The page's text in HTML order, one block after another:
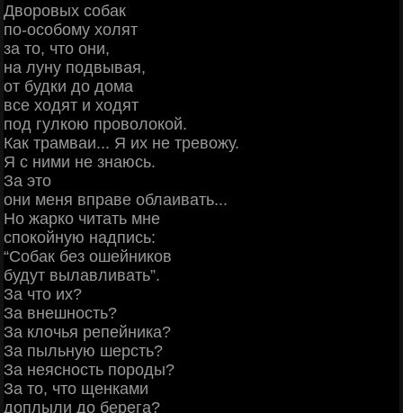
Дворовых собак
по-особому холят
за то, что они,
на луну подвывая,
от будки до дома
все ходят и ходят
под гулкою проволокой.
Как трамваи... Я их не тревожу.
Я с ними не знаюсь.
За это
они меня вправе облаивать...
Но жарко читать мне
спокойную надпись:
“Собак без ошейников
будут вылавливать”.
За что их?
За внешность?
За клочья репейника?
За пыльную шерсть?
За неясность породы?
За то, что щенками
доплыли до берега?